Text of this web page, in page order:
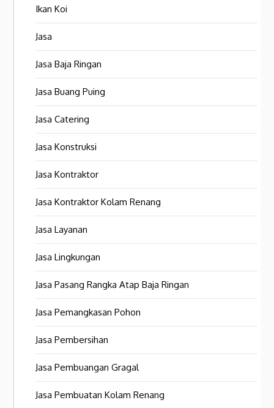
Ikan Koi
Jasa
Jasa Baja Ringan
Jasa Buang Puing
Jasa Catering
Jasa Konstruksi
Jasa Kontraktor
Jasa Kontraktor Kolam Renang
Jasa Layanan
Jasa Lingkungan
Jasa Pasang Rangka Atap Baja Ringan
Jasa Pemangkasan Pohon
Jasa Pembersihan
Jasa Pembuangan Gragal
Jasa Pembuatan Kolam Renang